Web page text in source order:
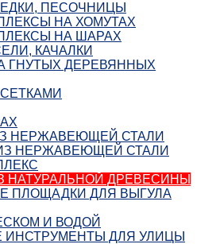
ПЕСОЧНИЦЫ
НА ХОМУТАХ
НА ШАРАХ
КАЧАЛКИ
ГНУТЫХ ДЕРЕВЯННЫХ
НЕРЖАВЕЮЩЕЙ СТАЛИ
НЕРЖАВЕЮЩЕЙ СТАЛИ
НАТУРАЛЬНОЙ ДРЕВЕСИНЫ
ПЛОЩАДКИ ДЛЯ ВЫГУЛА
И ВОДОЙ
ИНСТРУМЕНТЫ ДЛЯ УЛИЦЫ